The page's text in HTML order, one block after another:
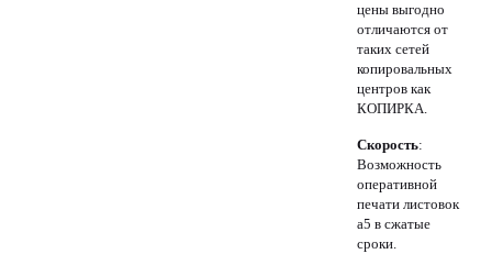
цены выгодно
отличаются от
таких сетей
копировальных
центров как
КОПИРКА.
Скорость:
Возможность
оперативной
печати листовок
а5 в сжатые
сроки.